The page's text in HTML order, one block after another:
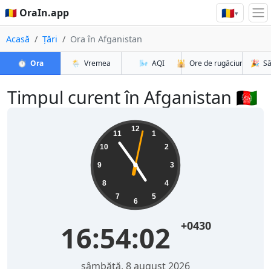
🇷🇴 OraIn.app 🇷🇴▾
Acasă Țări Ora în Afganistan
⏱️ Ora 🌦️ Vremea 🌬️ AQI 🕌 Ore de rugăciune 🎉
Timpul curent în Afganistan 🇦🇫
12
1
2
3
4
5
6
7
8
9
10
11
16:54:03 +0430
sâmbătă, 8 august 2026